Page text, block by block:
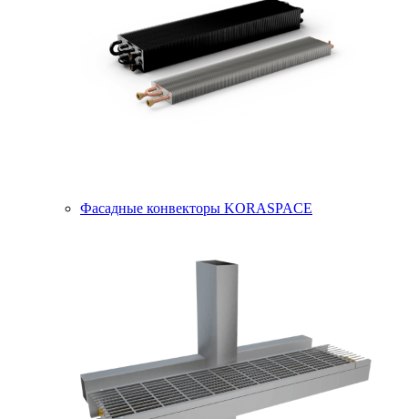
Фасадные конвекторы KORASPACE